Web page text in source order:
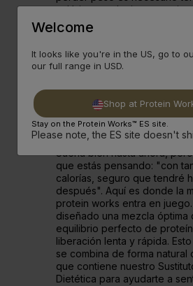
calórico, es decir, consumir
de las que tu cuerpo necesita.
promedio, una comida
Sustituto de Comida
calorías por porción, lo que
tiempo le proporciona una
de vitaminas, minerales, y lo
mejor,el sabor.
Suena bien hasta ahora,
que estás pensando: "con
calorías, seguro que tendré
después". Aquí es donde la
protein works entra en juego.
diseñado una mezcla óptima
equilibrio perfecto de
liberación lenta y rápida.
se combina de forma natural
que contiene nuestro
Dietética para ayudarte a
Welcome
It looks like you're in the US, go to
our full range in USD.
Shop at Protein
Stay on the Protein Works™ ES site.
Please note, the ES site doesn't